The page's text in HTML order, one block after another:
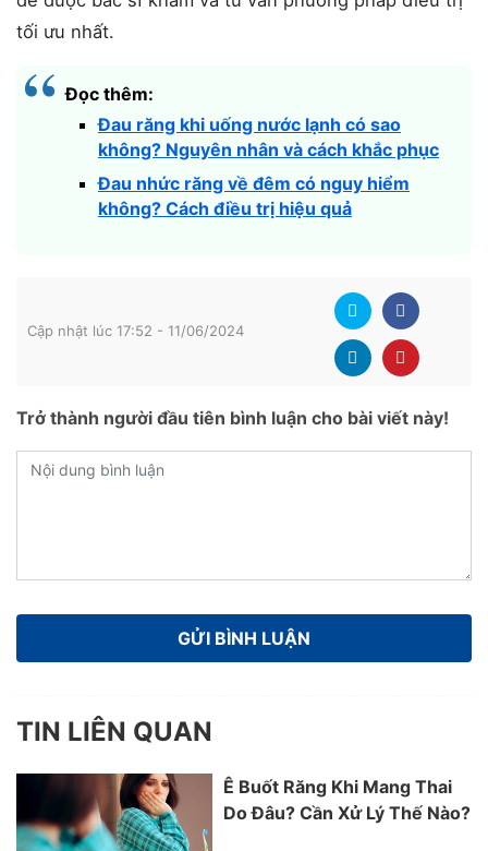
tối ưu nhất.
Đọc thêm:
Đau răng khi uống nước lạnh có sao
không? Nguyên nhân và cách khắc phục
Đau nhức răng về đêm có nguy hiểm
không? Cách điều trị hiệu quả
Cập nhật lúc 17:52 - 11/06/2024
Trở thành người đầu tiên bình luận cho bài viết này!
TIN LIÊN QUAN
Ê Buốt Răng Khi Mang Thai
Do Đâu? Cần Xử Lý Thế Nào?